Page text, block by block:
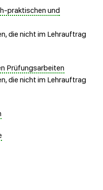
praktischen und
die nicht im Lehrauftrag
Prüfungsarbeiten
die nicht im Lehrauftrag